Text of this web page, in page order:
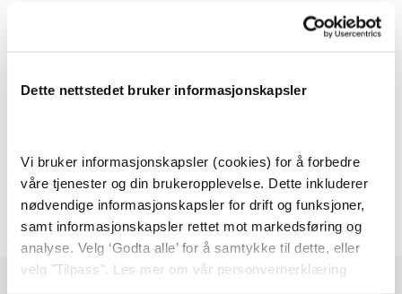
Dette nettstedet bruker informasjonskapsler
Vi bruker informasjonskapsler (cookies) for å forbedre
våre tjenester og din brukeropplevelse. Dette inkluderer
nødvendige informasjonskapsler for drift og funksjoner,
samt informasjonskapsler rettet mot markedsføring og
analyse. Velg ‘Godta alle’ for å samtykke til dette, eller
velg "Tilpass". Les mer om vår personvernerklæring
L Låneevne-Kalkulator
O Omstartslånkalkulator